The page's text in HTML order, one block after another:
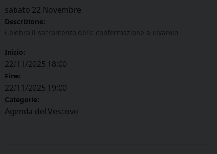
sabato 22 Novembre
Descrizione:
Celebra il sacramento della confermazione a Rivarolo
Inizio:
22/11/2025 18:00
Fine:
22/11/2025 19:00
Categorie:
Agenda del Vescovo